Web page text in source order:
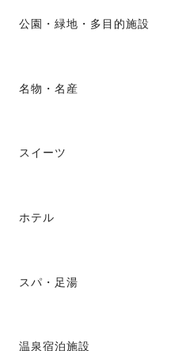
公園・緑地・多目的施設
名物・名産
スイーツ
ホテル
スパ・足湯
温泉宿泊施設